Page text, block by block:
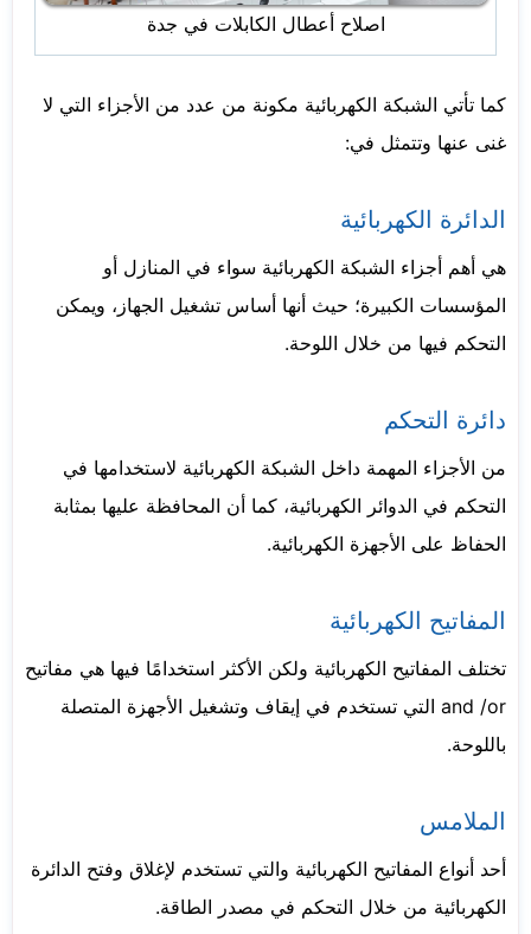
اصلاح أعطال الكابلات في جدة
كما تأتي الشبكة الكهربائية مكونة من عدد من الأجزاء التي لا
غنى عنها وتتمثل في:
الدائرة الكهربائية
هي أهم أجزاء الشبكة الكهربائية سواء في المنازل أو
المؤسسات الكبيرة؛ حيث أنها أساس تشغيل الجهاز، ويمكن
التحكم فيها من خلال اللوحة.
دائرة التحكم
من الأجزاء المهمة داخل الشبكة الكهربائية لاستخدامها في
التحكم في الدوائر الكهربائية، كما أن المحافظة عليها بمثابة
الحفاظ على الأجهزة الكهربائية.
المفاتيح الكهربائية
تختلف المفاتيح الكهربائية ولكن الأكثر استخدامًا فيها هي مفاتيح
and /or التي تستخدم في إيقاف وتشغيل الأجهزة المتصلة
باللوحة.
الملامس
أحد أنواع المفاتيح الكهربائية والتي تستخدم لإغلاق وفتح الدائرة
الكهربائية من خلال التحكم في مصدر الطاقة.